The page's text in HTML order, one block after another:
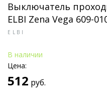
Выключатель
ELBI Zena Vega 609-
ELBI
В наличии
Цена:
512 руб.